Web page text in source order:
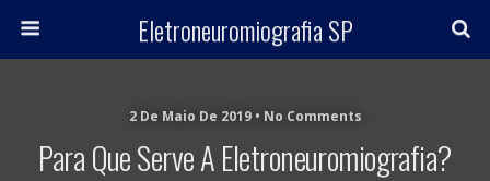
Eletroneuromiografia SP
2 De Maio De 2019 • No Comments
Para Que Serve A Eletroneuromiografia?